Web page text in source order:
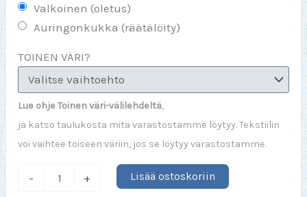
Valkoinen (oletus)
Auringonkukka (räätälöity)
TOINEN VÄRI?
Lue ohje Toinen väri-välilehdeltä,
ja katso taulukosta mitä varastostamme löytyy. Tekstiilin
voi vaihtee toiseen väriin, jos se löytyy varastostamme.
-
Huonekasviharrastaja
+ Lisää ostoskoriin